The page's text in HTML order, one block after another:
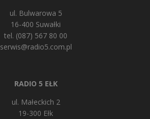
ul. Bulwarowa 5
16-400 Suwałki
tel. (087) 567 80 00
serwis@radio5.com.pl
RADIO 5 EŁK
ul. Małeckich 2
19-300 Ełk